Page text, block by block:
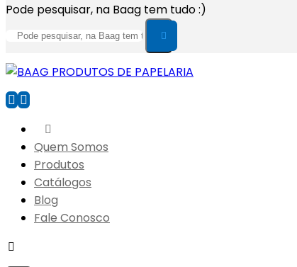
Pode pesquisar, na Baag tem tudo :)
Quem Somos
Produtos
Catálogos
Blog
Fale Conosco